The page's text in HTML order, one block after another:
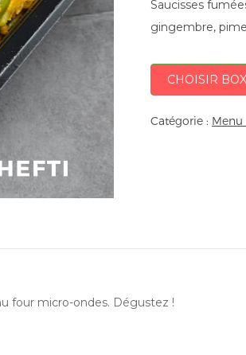
Saucisses
gingembre,
CHOISIR BOX
Catégorie : Menu
four micro-ondes. Dégustez !